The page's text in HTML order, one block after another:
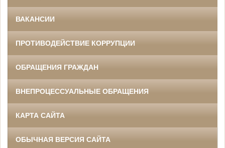
ВАКАНСИИ
ПРОТИВОДЕЙСТВИЕ КОРРУПЦИИ
ОБРАЩЕНИЯ ГРАЖДАН
ВНЕПРОЦЕССУАЛЬНЫЕ ОБРАЩЕНИЯ
КАРТА САЙТА
ОБЫЧНАЯ ВЕРСИЯ САЙТА